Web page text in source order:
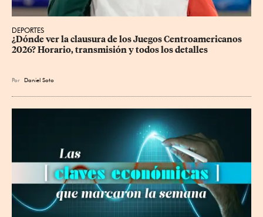
DEPORTES
¿Dónde ver la clausura de los Juegos Centroamericanos
2026? Horario, transmisión y todos los detalles
Por Daniel Soto